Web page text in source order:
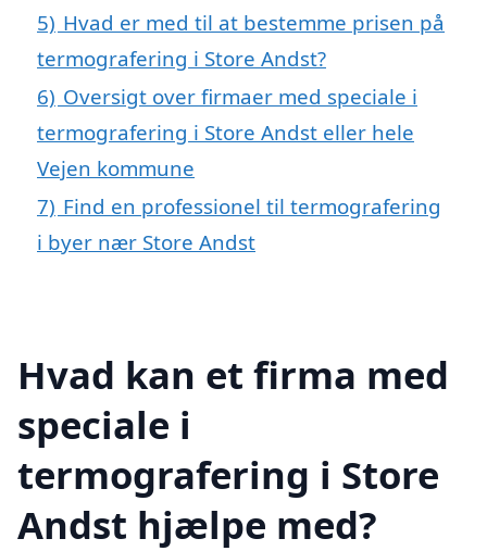
5) Hvad er med til at bestemme prisen på
termografering i Store Andst?
6) Oversigt over firmaer med speciale i
termografering i Store Andst eller hele
Vejen kommune
7) Find en professionel til termografering
i byer nær Store Andst
Hvad kan et firma med
speciale i
termografering i Store
Andst hjælpe med?